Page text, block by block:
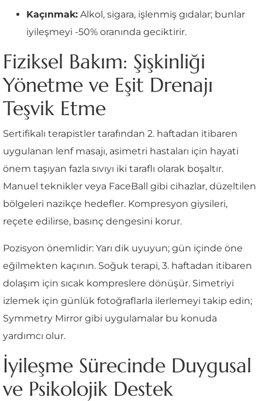
Kaçınmak: Alkol, sigara, işlenmiş gıdalar; bunlar
iyileşmeyi -50% oranında geciktirir.
Fiziksel Bakım: Şişkinliği
Yönetme ve Eşit Drenajı
Teşvik Etme
Sertifikalı terapistler tarafından 2. haftadan itibaren
uygulanan lenf masajı, asimetri hastaları için hayati
önem taşıyan fazla sıvıyı iki taraflı olarak boşaltır.
Manuel teknikler veya FaceBall gibi cihazlar, düzeltilen
bölgeleri nazikçe hedefler. Kompresyon giysileri,
reçete edilirse, basınç dengesini korur.
Pozisyon önemlidir: Yarı dik uyuyun; gün içinde öne
eğilmekten kaçının. Soğuk terapi, 3. haftadan itibaren
dolaşım için sıcak kompreslere dönüşür. Simetriyi
izlemek için günlük fotoğraflarla ilerlemeyi takip edin;
Symmetry Mirror gibi uygulamalar bu konuda
yardımcı olur.
İyileşme Sürecinde Duygusal
ve Psikolojik Destek